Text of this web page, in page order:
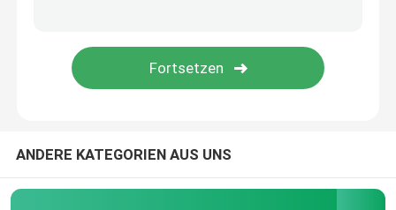
ANDERE KATEGORIEN AUS UNS